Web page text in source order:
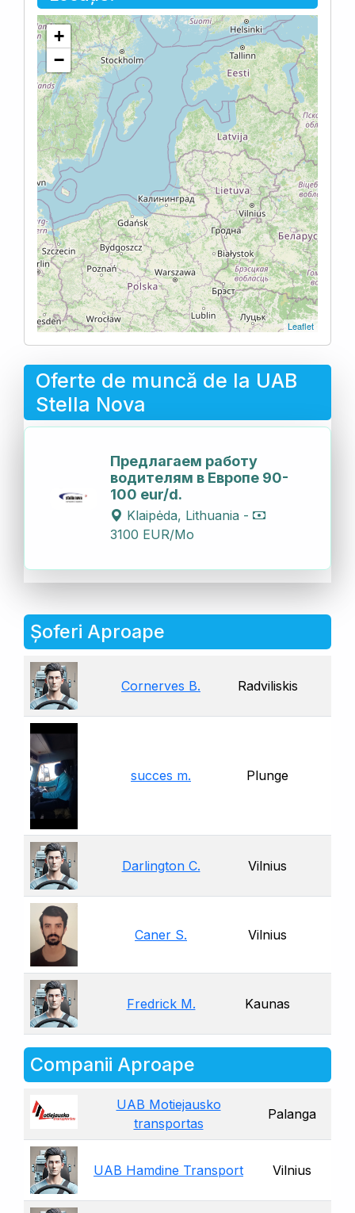
+
−
Leaflet
Oferte de muncă de la UAB
Stella Nova
Предлагаем работу
водителям в Европе 90-
100 eur/d.
Klaipėda, Lithuania -
3100 EUR/Mo
Șoferi Aproape
Cornerves B. Radviliskis
succes m. Plunge
Darlington C. Vilnius
Caner S. Vilnius
Fredrick M. Kaunas
Companii Aproape
UAB Motiejausko
transportas
Palanga
UAB Hamdine Transport Vilnius